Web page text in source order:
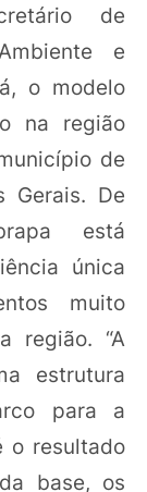
de
e
o modelo
na região
de
Gerais. De
está
única
muito
região. “A
estrutura
para a
o resultado
base, os